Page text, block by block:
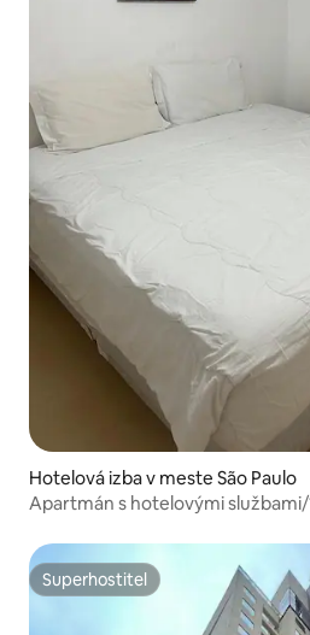
Hotelová izba v meste São Paulo
Apartmán s hotelovými službami/
Superhostiteľ
Superhostiteľ